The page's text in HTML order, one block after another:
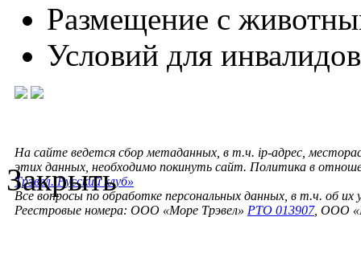
Размещение с
Условий для
На сайте ведется сбор метаданных, в т.ч. ip-адрес,
этих данных, необходимо покинуть сайт. Политика в
Трэвел. Русский клуб»
Все вопросы по обработке персональных данных, в т.ч. об их
Реестровые номера: ООО «Море Трэвел» РТО 013907, ООО
Закрыть